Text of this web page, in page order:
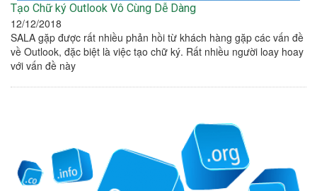
Tạo Chữ ký Outlook Vô Cùng Dễ Dàng
12/12/2018
SALA gặp được rất nhiều phản hồi từ khách hàng gặp các vấn đề
về Outlook, đặc biệt là việc tạo chữ ký. Rất nhiều người loay hoay
với vấn đề này